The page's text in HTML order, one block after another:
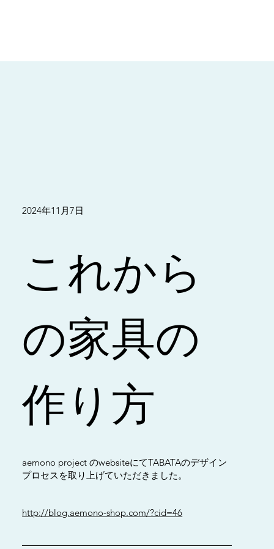
2024年11月7日
これから
の家具の
作り方
aemono project のwebsiteにてTABATAのデザイン
プロセスを取り上げていただきました。
http://blog.aemono-shop.com/?cid=46